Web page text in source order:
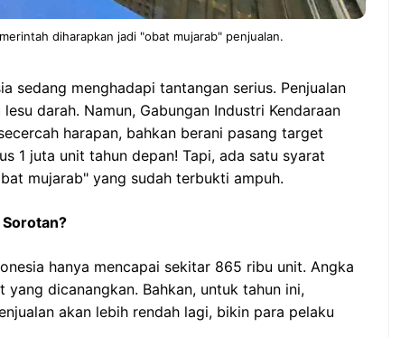
diharapkan jadi "obat mujarab" penjualan.
sedang menghadapi tantangan serius. Penjualan
darah. Namun, Gabungan Industri Kendaraan
harapan, bahkan berani pasang target
1 juta unit tahun depan! Tapi, ada satu syarat
mujarab" yang sudah terbukti ampuh.
hanya mencapai sekitar 865 ribu unit. Angka
dicanangkan. Bahkan, untuk tahun ini,
akan lebih rendah lagi, bikin para pelaku